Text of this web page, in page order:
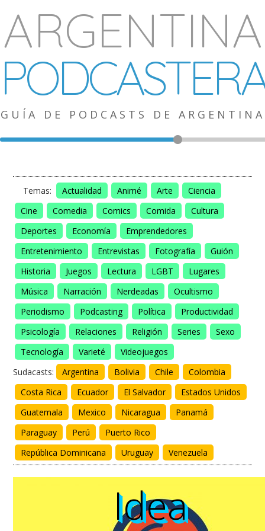
ARGENTINA
GUÍA DE PODCASTS DE ARGENTINA
Temas: Actualidad Animé Arte
Ciencia
Cine
Comedia Comics Comida
Cultura
Deportes
Economía
Emprendedores
Entretenimiento
Entrevistas Fotografía
Guión
Historia
Juegos Lectura LGBT
Lugares
Música
Narración Nerdeadas
Ocultismo
Periodismo
Podcasting Política
Productividad
Psicología
Relaciones Religión Series
Sexo
Tecnología
Varieté
Videojuegos
Sudacasts:
Argentina Bolivia Chile
Colombia
Costa Rica
Ecuador El Salvador
Estados Unidos
Guatemala
Mexico Nicaragua
Panamá
Paraguay
Perú
Puerto Rico
República Dominicana
Uruguay Venezuela
Idea
Idea
Idea
Idea